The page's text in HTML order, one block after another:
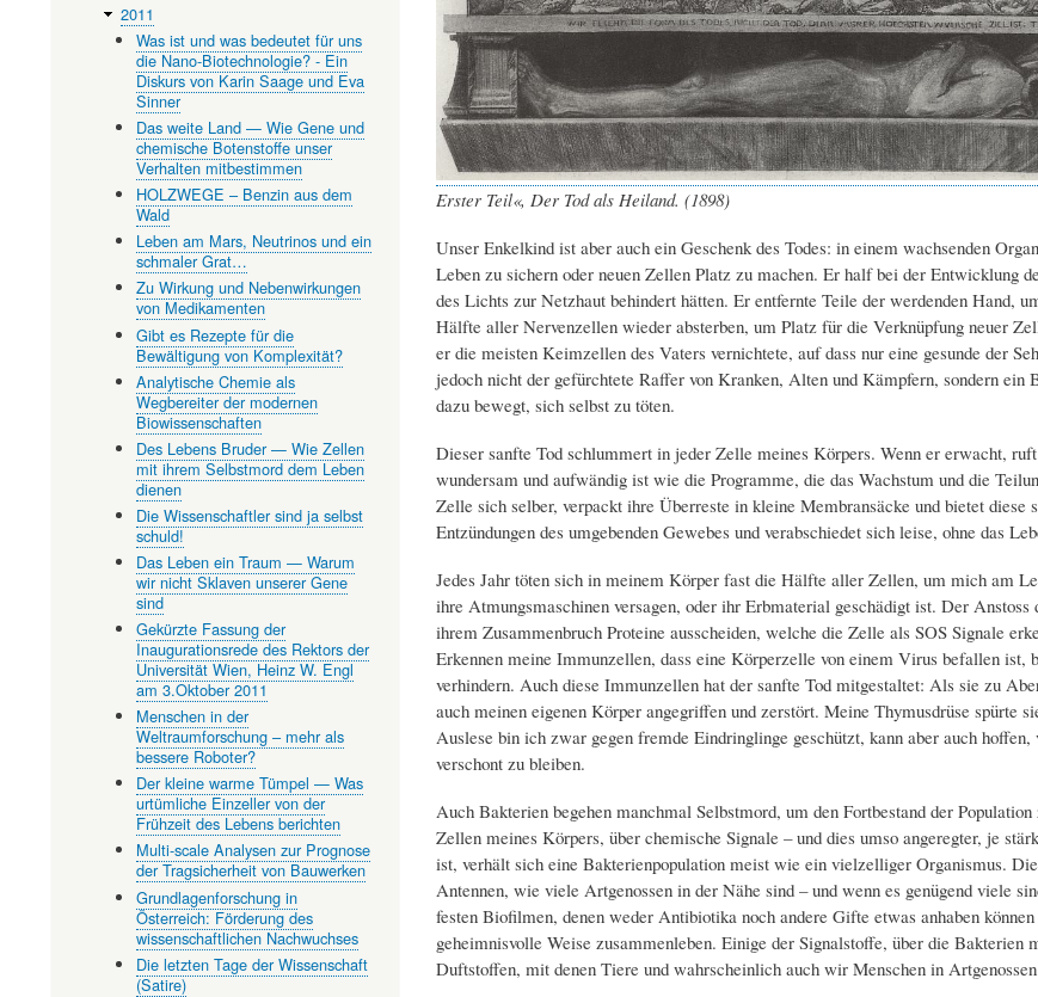
Erster Teil«, Der Tod als Heiland. (1898)
Unser Enkelkind ist aber auch ein Geschenk des Todes: in einem wachsenden
Leben zu sichern oder neuen Zellen Platz zu machen. Er half bei der Entwicklung
des Lichts zur Netzhaut behindert hätten. Er entfernte Teile der werdenden Hand,
Hälfte aller Nervenzellen wieder absterben, um Platz für die Verknüpfung neuer
er die meisten Keimzellen des Vaters vernichtete, auf dass nur eine gesunde der
jedoch nicht der gefürchtete Raffer von Kranken, Alten und Kämpfern, sondern
dazu bewegt, sich selbst zu töten.
Dieser sanfte Tod schlummert in jeder Zelle meines Körpers. Wenn er erwacht,
wundersam und aufwändig ist wie die Programme, die das Wachstum und die
Zelle sich selber, verpackt ihre Überreste in kleine Membransäcke und bietet
Entzündungen des umgebenden Gewebes und verabschiedet sich leise, ohne das
Jedes Jahr töten sich in meinem Körper fast die Hälfte aller Zellen, um mich am
ihre Atmungsmaschinen versagen, oder ihr Erbmaterial geschädigt ist. Der
ihrem Zusammenbruch Proteine ausscheiden, welche die Zelle als SOS Signale
Erkennen meine Immunzellen, dass eine Körperzelle von einem Virus befallen
verhindern. Auch diese Immunzellen hat der sanfte Tod mitgestaltet: Als sie zu
auch meinen eigenen Körper angegriffen und zerstört. Meine Thymusdrüse spürte
Auslese bin ich zwar gegen fremde Eindringlinge geschützt, kann aber auch
verschont zu bleiben.
Auch Bakterien begehen manchmal Selbstmord, um den Fortbestand der
Zellen meines Körpers, über chemische Signale – und dies umso angeregter, je
ist, verhält sich eine Bakterienpopulation meist wie ein vielzelliger Organismus.
Antennen, wie viele Artgenossen in der Nähe sind – und wenn es genügend viele
festen Biofilmen, denen weder Antibiotika noch andere Gifte etwas anhaben
geheimnisvolle Weise zusammenleben. Einige der Signalstoffe, über die
Duftstoffen, mit denen Tiere und wahrscheinlich auch wir Menschen in
2011
Was ist und was bedeutet für uns
die Nano-Biotechnologie? - Ein
Diskurs von Karin Saage und Eva
Sinner
Das weite Land — Wie Gene und
chemische Botenstoffe unser
Verhalten mitbestimmen
HOLZWEGE – Benzin aus dem
Wald
Leben am Mars, Neutrinos und ein
schmaler Grat…
Zu Wirkung und Nebenwirkungen
von Medikamenten
Gibt es Rezepte für die
Bewältigung von Komplexität?
Analytische Chemie als
Wegbereiter der modernen
Biowissenschaften
Des Lebens Bruder — Wie Zellen
mit ihrem Selbstmord dem Leben
dienen
Die Wissenschaftler sind ja selbst
schuld!
Das Leben ein Traum — Warum
wir nicht Sklaven unserer Gene
sind
Gekürzte Fassung der
Inaugurationsrede des Rektors der
Universität Wien, Heinz W. Engl
am 3.Oktober 2011
Menschen in der
Weltraumforschung – mehr als
bessere Roboter?
Der kleine warme Tümpel — Was
urtümliche Einzeller von der
Frühzeit des Lebens berichten
Multi-scale Analysen zur Prognose
der Tragsicherheit von Bauwerken
Grundlagenforschung in
Österreich: Förderung des
wissenschaftlichen Nachwuchses
Die letzten Tage der Wissenschaft
(Satire)